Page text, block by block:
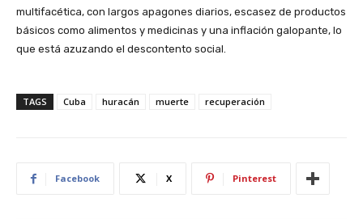
multifacética, con largos apagones diarios, escasez de productos
básicos como alimentos y medicinas y una inflación galopante, lo
que está azuzando el descontento social.
TAGS Cuba huracán muerte recuperación
Facebook X Pinterest